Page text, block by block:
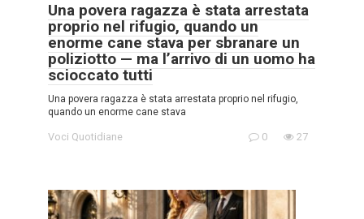
Una povera ragazza è stata arrestata
proprio nel rifugio, quando un
enorme cane stava per sbranare un
poliziotto — ma l’arrivo di un uomo ha
scioccato tutti
Una povera ragazza è stata arrestata proprio nel rifugio,
quando un enorme cane stava
Voci Quotidiane 0 27